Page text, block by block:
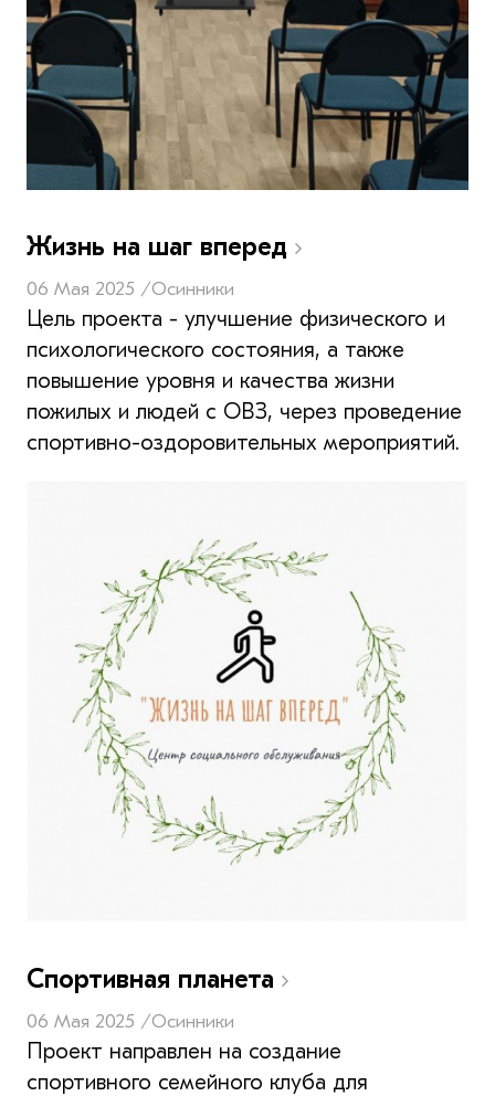
Жизнь на шаг вперед
06 Мая 2025 /Осинники
Цель проекта - улучшение физического и
психологического состояния, а также
повышение уровня и качества жизни
пожилых и людей с ОВЗ, через проведение
спортивно-оздоровительных мероприятий.
Спортивная планета
06 Мая 2025 /Осинники
Проект направлен на создание
спортивного семейного клуба для